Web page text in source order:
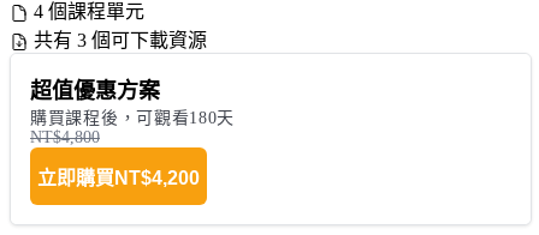
4 個課程單元
共有 3 個可下載資源
超值優惠方案
購買課程後，可觀看180天
NT$4,800
立即購買 NT$4,200